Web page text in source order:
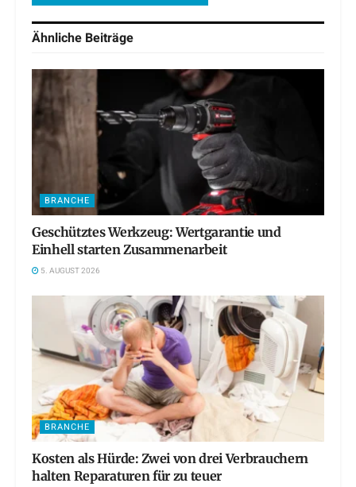
Ähnliche Beiträge
BRANCHE
Geschütztes Werkzeug: Wertgarantie und
Einhell starten Zusammenarbeit
5. AUGUST 2026
BRANCHE
Kosten als Hürde: Zwei von drei Verbrauchern
halten Reparaturen für zu teuer